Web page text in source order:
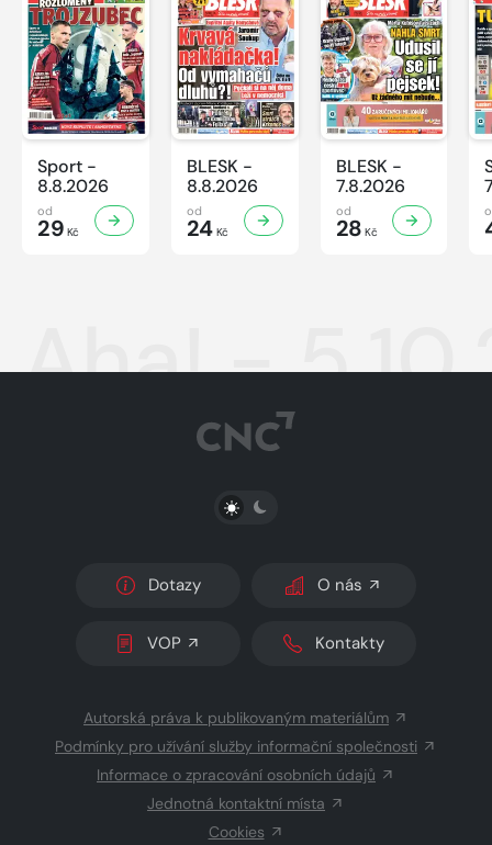
Sport -
8.8.2026
od
29 Kč
BLESK -
8.8.2026
od
24Kč
BLESK -
7.8.2026
od
28 Kč
Aha! -
PŘEPNOUT SVĚTLÝ/TMAVÝ REŽIM
Dotazy O nás
VOP Kontakty
Autorská práva k publikovaným materiálům
Podmínky pro užívání služby informační společnosti
Informace o zpracování osobních údajů
Jednotná kontaktní místa
Cookies